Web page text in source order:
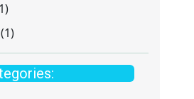
(1)